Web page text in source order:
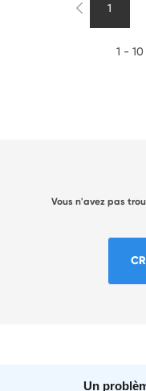
1
1 -
Vous n'avez pas
Un